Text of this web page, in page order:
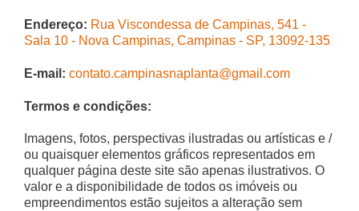
Endereço: Rua Viscondessa de Campinas, 541 -
Sala 10 - Nova Campinas, Campinas - SP, 13092-135
E-mail: contato.campinasnaplanta@gmail.com
Termos e condições:
Imagens, fotos, perspectivas ilustradas ou artísticas e /
ou quaisquer elementos gráficos representados em
qualquer página deste site são apenas ilustrativos. O
valor e a disponibilidade de todos os imóveis ou
empreendimentos estão sujeitos a alteração sem